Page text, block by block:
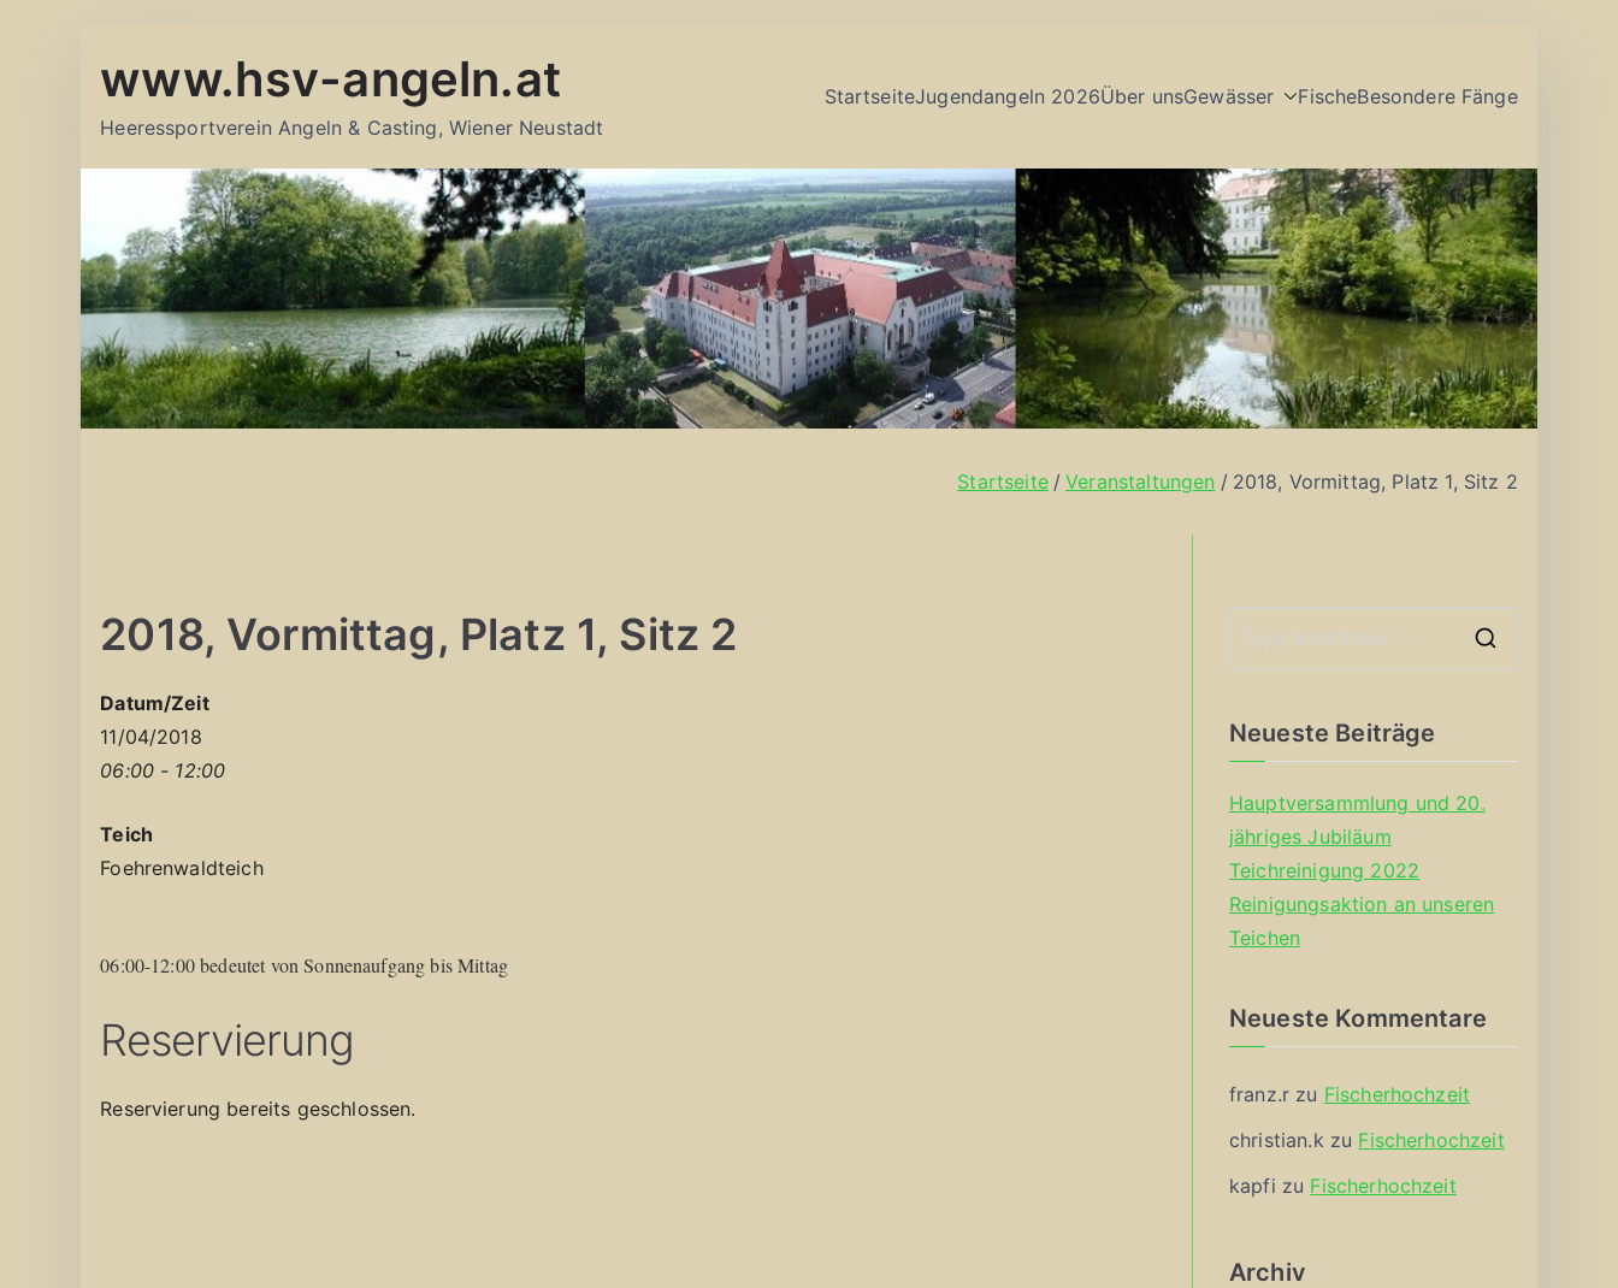
Inhalt
www.hsv-angeln.at
Heeressportverein Angeln & Casting, Wiener Neustadt
StartseiteJugendangeln 2026Über unsGewässer FischeBesondere Fänge
Startseite Veranstaltungen 2018, Vormittag, Platz 1, Sitz 2
2018, Vormittag, Platz 1, Sitz 2
Datum/Zeit
11/04/2018
06:00 - 12:00
Teich
Foehrenwaldteich
06:00-12:00 bedeutet von Sonnenaufgang bis Mittag
Reservierung
Reservierung bereits geschlossen.
Neueste Beiträge
Hauptversammlung und 20.
jähriges Jubiläum
Teichreinigung 2022
Reinigungsaktion an unseren
Teichen
Neueste Kommentare
franz.r zu Fischerhochzeit
christian.k zu Fischerhochzeit
kapfi zu Fischerhochzeit
Archiv